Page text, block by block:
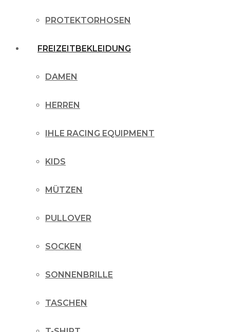
PROTEKTORHOSEN
FREIZEITBEKLEIDUNG
DAMEN
HERREN
IHLE RACING EQUIPMENT
KIDS
MÜTZEN
PULLOVER
SOCKEN
SONNENBRILLE
TASCHEN